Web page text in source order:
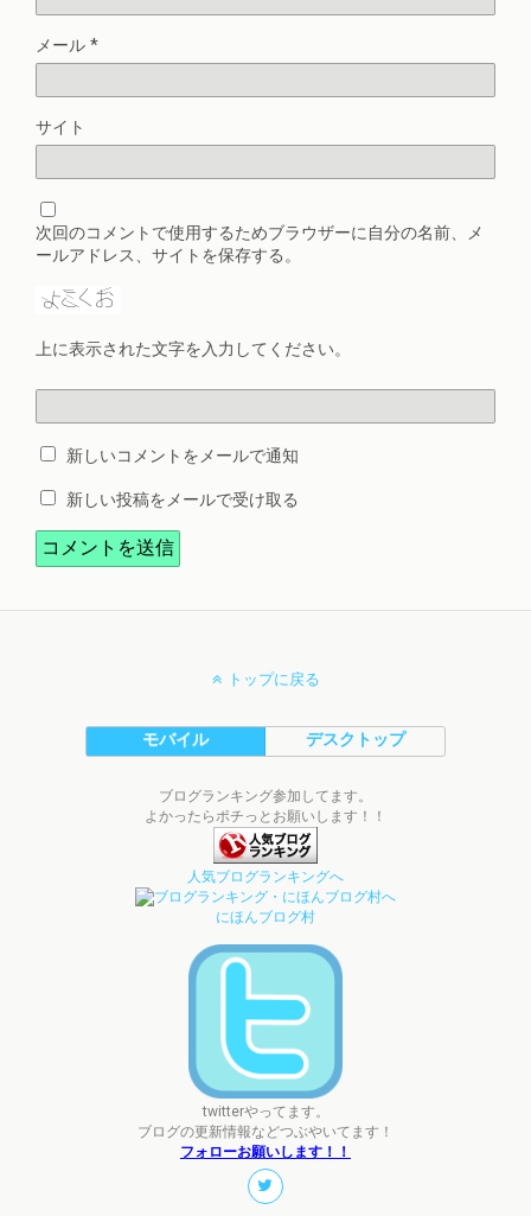
メール *
サイト
次回のコメントで使用するためブラウザーに自分の名前、メ
ールアドレス、サイトを保存する。
上に表示された文字を入力してください。
新しいコメントをメールで通知
新しい投稿をメールで受け取る
トップに戻る
モバイル デスクトップ
ブログランキング参加してます。
よかったらポチっとお願いします！！
人気ブログランキングへ
にほんブログ村
twitterやってます。
ブログの更新情報などつぶやいてます！
フォローお願いします！！